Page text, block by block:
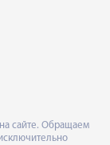
на сайте. Обращаем